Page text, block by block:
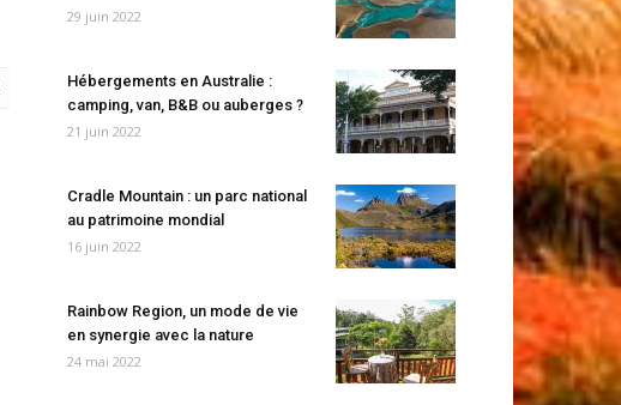
29 juin 2022
Hébergements en Australie :
camping, van, B&B ou auberges ?
21 juin 2022
Cradle Mountain : un parc national
au patrimoine mondial
16 juin 2022
Rainbow Region, un mode de vie
en synergie avec la nature
24 mai 2022